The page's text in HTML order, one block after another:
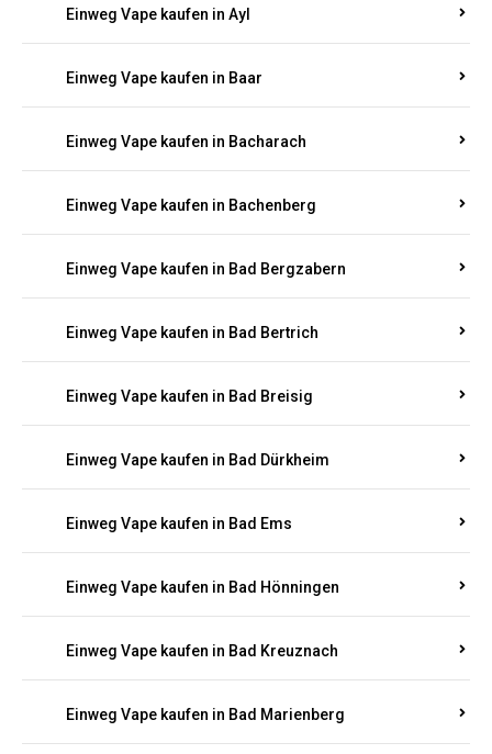
Einweg Vape kaufen in Ayl
Einweg Vape kaufen in Baar
Einweg Vape kaufen in Bacharach
Einweg Vape kaufen in Bachenberg
Einweg Vape kaufen in Bad Bergzabern
Einweg Vape kaufen in Bad Bertrich
Einweg Vape kaufen in Bad Breisig
Einweg Vape kaufen in Bad Dürkheim
Einweg Vape kaufen in Bad Ems
Einweg Vape kaufen in Bad Hönningen
Einweg Vape kaufen in Bad Kreuznach
Einweg Vape kaufen in Bad Marienberg